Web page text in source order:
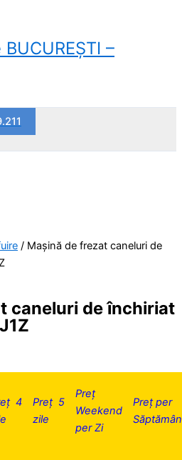
–
/ Mașină de frezat caneluri de
caneluri de închiriat
4
Preț 5
zile
Preț
Weekend
per Zi
Preț per